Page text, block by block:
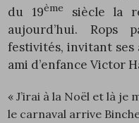
du 19ème
siècle la
aujourd’hui. Rops
festivités, invitant ses
ami d’enfance Victor
« J’irai à la Noël et là je
le carnaval arrive